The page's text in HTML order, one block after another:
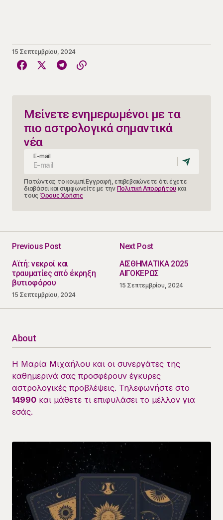
15 Σεπτεμβρίου, 2024
Μείνετε ενημερωμένοι με τα
πιο αστρολογικά σημαντικά
νέα
E-mail
Πατώντας το κουμπί Εγγραφή, επιβεβαιώνετε ότι έχετε
διαβάσει και συμφωνείτε με την Πολιτική Απορρήτου και
τους Όρους Χρήσης
Previous Post
Αϊτή: νεκροί και
τραυματίες από έκρηξη
βυτιοφόρου
15 Σεπτεμβρίου, 2024
Next Post
ΑΙΣΘΗΜΑΤΙΚΑ 2025
ΑΙΓΟΚΕΡΩΣ
15 Σεπτεμβρίου, 2024
About
Η Μαρία Μιχαήλου και οι συνεργάτες της
καθημερινά σας προσφέρουν έγκυρες
αστρολογικές προβλέψεις. Τηλεφωνήστε στο
14990 και μάθετε τι επιφυλάσει το μέλλον για
εσάς.